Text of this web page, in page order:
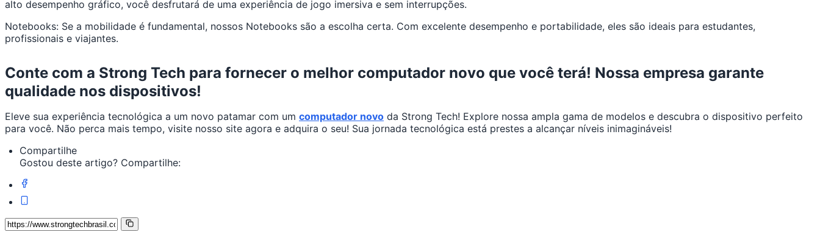
alto desempenho gráfico, você desfrutará de uma experiência de jogo imersiva e sem interrupções.
Notebooks: Se a mobilidade é fundamental, nossos Notebooks são a escolha certa. Com excelente desempenho e portabilidade, eles são ideais para estudantes,
profissionais e viajantes.
Conte com a Strong Tech para fornecer o melhor computador novo que você terá! Nossa empresa garante
qualidade nos dispositivos!
Eleve sua experiência tecnológica a um novo patamar com um computador novo da Strong Tech! Explore nossa ampla gama de modelos e descubra o dispositivo perfeito
para você. Não perca mais tempo, visite nosso site agora e adquira o seu! Sua jornada tecnológica está prestes a alcançar níveis inimagináveis!
Compartilhe
Gostou deste artigo? Compartilhe: